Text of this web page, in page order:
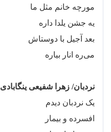
مورچه خانم مثل ما
یه جشن یلدا داره
بعد آجیل با دوستاش
میره انار بیاره
نردبان/ زهرا شفیعی ینگابادی
یک نردبان دیدم
افسرده و بیمار